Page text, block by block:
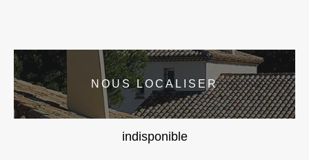
NOUS LOCALISER
indisponible